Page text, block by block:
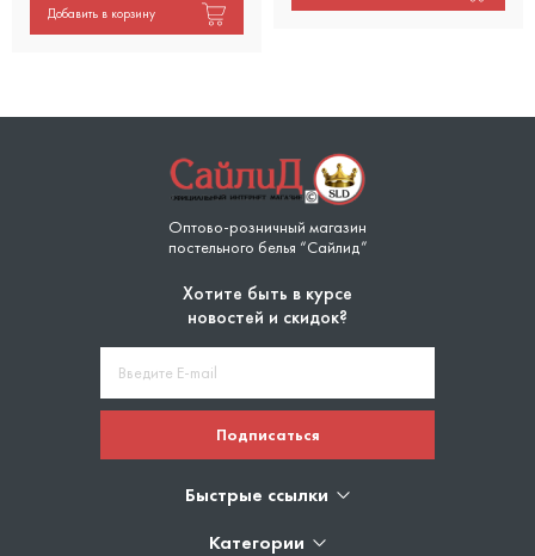
Добавить в корзину
Оптово-розничный магазин
постельного белья “Сайлид”
Хотите быть в курсе
новостей и скидок?
Подписаться
Быстрые ссылки
Категории